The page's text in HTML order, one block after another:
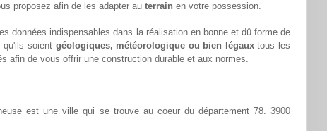
proposez afin de les adapter au terrain en votre possession.
données indispensables dans la réalisation en bonne et dû forme de
qu'ils soient géologiques, météorologique ou bien légauxtous les
afin de vous offrir une construction durable et aux normes.
est une ville qui se trouve au coeur du département 78. 3900